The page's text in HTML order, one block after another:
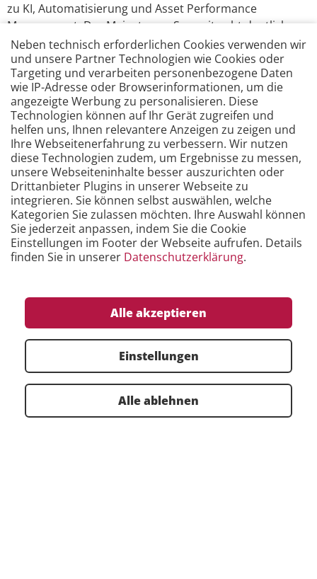
zu KI, Automatisierung und Asset Performance
Management: Der Mainstream Summit geht deutlich
über das klassische Konferenzformat hinaus.
Das erwartet Sie:
Praxisnahe Fallstudien und Fachsessions
Interaktive Tutorials
Eine Expo mit 25 Partnern
Und vieles mehr
Treffen Sie uns in Birmingham – wir freuen uns auf
den Austausch mit Ihnen.
Mehr erfahren
Neben technisch erforderlichen Cookies verwenden wir
und unsere Partner Technologien wie Cookies oder
Targeting und verarbeiten personenbezogene Daten
wie IP-Adresse oder Browserinformationen, um die
angezeigte Werbung zu personalisieren. Diese
Technologien können auf Ihr Gerät zugreifen und
helfen uns, Ihnen relevantere Anzeigen zu zeigen und
Ihre Webseitenerfahrung zu verbessern. Wir nutzen
diese Technologien zudem, um Ergebnisse zu messen,
unsere Webseiteninhalte besser auszurichten oder
Drittanbieter Plugins in unserer Webseite zu
integrieren. Sie können selbst auswählen, welche
Kategorien Sie zulassen möchten. Ihre Auswahl können
Sie jederzeit anpassen, indem Sie die Cookie
Einstellungen im Footer der Webseite aufrufen. Details
finden Sie in unserer Datenschutzerklärung.
Alle akzeptieren
Einstellungen
Alle ablehnen